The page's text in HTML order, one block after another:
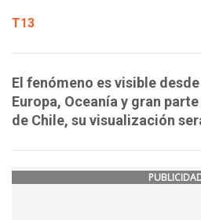
T13
El fenómeno es visible
Europa, Oceanía y gran
de Chile, su visualización